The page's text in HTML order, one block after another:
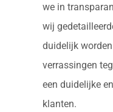
we in
wij
duidelijk
verrassingen
een duidelijke
klanten.